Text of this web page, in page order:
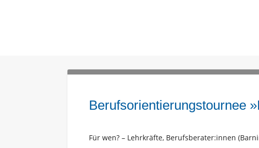
Berufsorientierungstournee
Für wen? – Lehrkräfte, Berufsberater:innen